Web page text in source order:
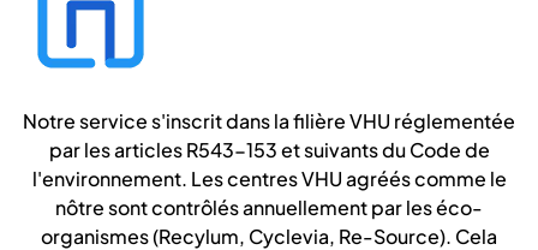
Notre service s'inscrit dans la filière VHU réglementée
par les articles R543-153 et suivants du Code de
l'environnement. Les centres VHU agréés comme le
nôtre sont contrôlés annuellement par les éco-
organismes (Recylum, Cyclevia, Re-Source). Cela